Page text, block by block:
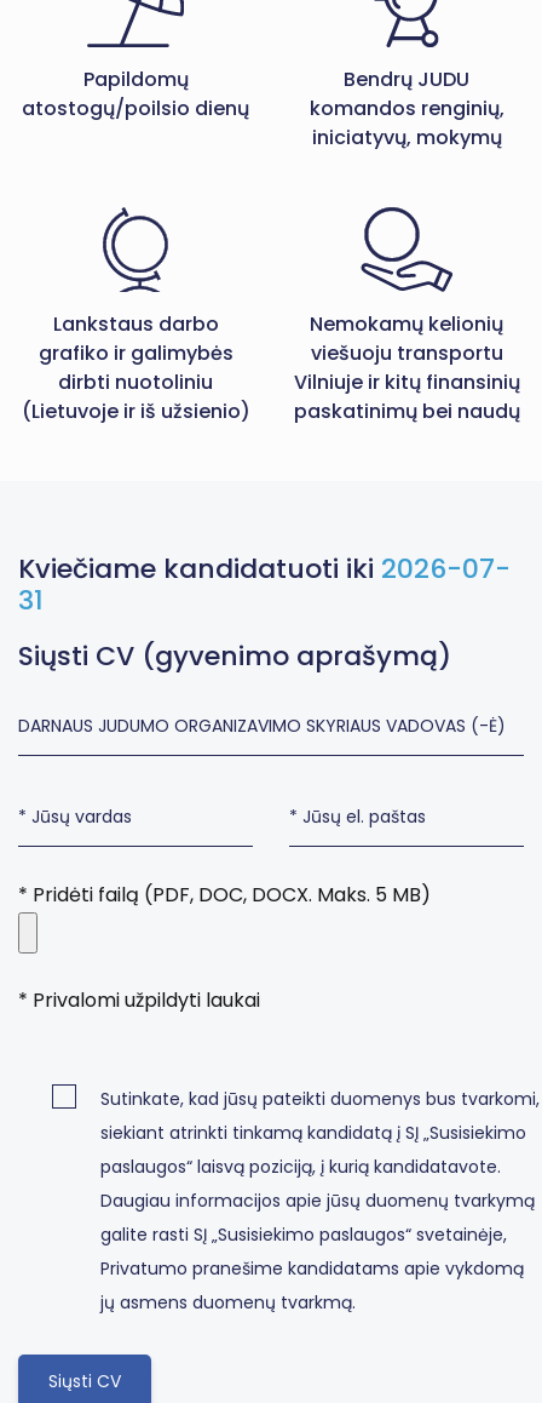
Papildomų
atostogų/poilsio dienų
Bendrų JUDU
komandos renginių,
iniciatyvų, mokymų
Lankstaus darbo
grafiko ir galimybės
dirbti nuotoliniu
(Lietuvoje ir iš užsienio)
Nemokamų kelionių
viešuoju transportu
Vilniuje ir kitų finansinių
paskatinimų bei naudų
Kviečiame kandidatuoti iki 2026-07-
31
Siųsti CV (gyvenimo aprašymą)
* Pridėti failą (PDF, DOC, DOCX. Maks. 5 MB)
* Privalomi užpildyti laukai
Sutinkate, kad jūsų pateikti duomenys bus tvarkomi,
siekiant atrinkti tinkamą kandidatą į SĮ „Susisiekimo
paslaugos“ laisvą poziciją, į kurią kandidatavote.
Daugiau informacijos apie jūsų duomenų tvarkymą
galite rasti SĮ „Susisiekimo paslaugos“ svetainėje,
Privatumo pranešime kandidatams apie vykdomą
jų asmens duomenų tvarkmą.